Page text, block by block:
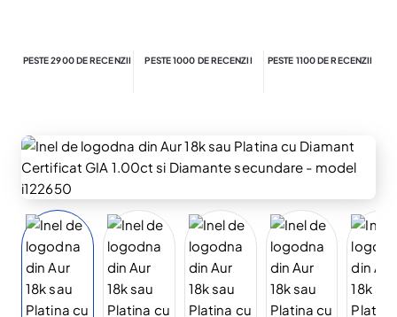
PESTE 2900 DE RECENZII PESTE 1000 DE RECENZII PESTE 1100 DE RECENZII